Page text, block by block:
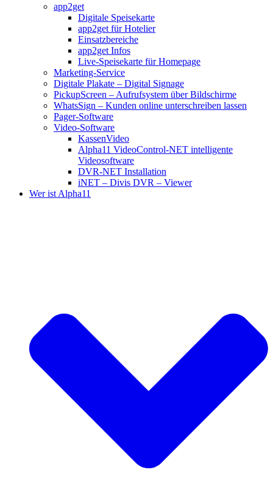
app2get
Digitale Speisekarte
app2get für Hotelier
Einsatzbereiche
app2get Infos
Live-Speisekarte für Homepage
Marketing-Service
Digitale Plakate – Digital Signage
PickupScreen – Aufrufsystem über Bildschirme
WhatsSign – Kunden online unterschreiben lassen
Pager-Software
Video-Software
KassenVideo
Alpha11 VideoControl-NET intelligente
Videosoftware
DVR-NET Installation
iNET – Divis DVR – Viewer
Wer ist Alpha11